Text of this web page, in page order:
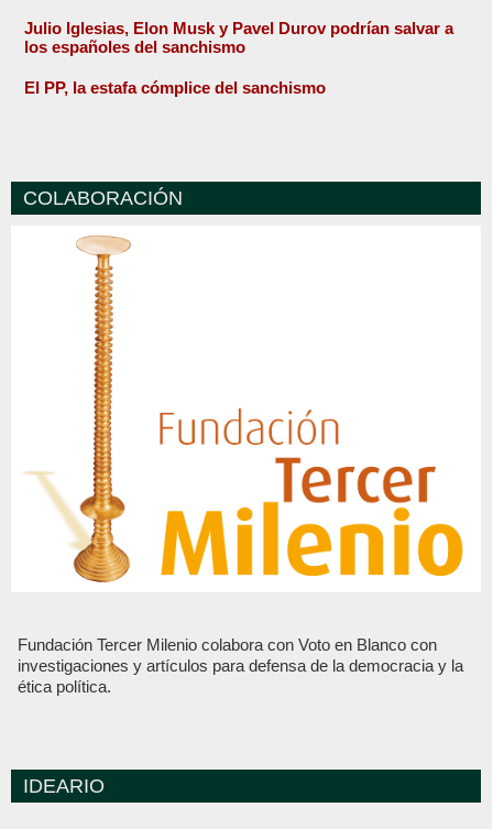
Julio Iglesias, Elon Musk y Pavel Durov podrían salvar a
los españoles del sanchismo
El PP, la estafa cómplice del sanchismo
COLABORACIÓN
Fundación Tercer Milenio colabora con Voto en Blanco con
investigaciones y artículos para defensa de la democracia y la
ética política.
IDEARIO